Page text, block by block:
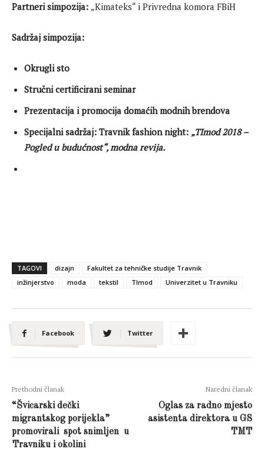
Partneri simpozija: „Kimateks“ i Privredna komora FBiH
Sadržaj simpozija:
Okrugli sto
Stručni certificirani seminar
Prezentacija i promocija domaćih modnih brendova
Specijalni sadržaj: Travnik fashion night: „TImod 2018 –
Pogled u budućnost“, modna revija.
TAGOVI dizajn
Fakultet za tehničke studije Travnik
inžinjerstvo
moda tekstil TImod Univerzitet u Travniku
Facebook Twitter
Prethodni članak
“Švicarski dečki
migrantskog porijekla”
promovirali spot snimljen u
Travniku i okolini
Naredni članak
Oglas za radno mjesto
asistenta direktora u GS
TMT